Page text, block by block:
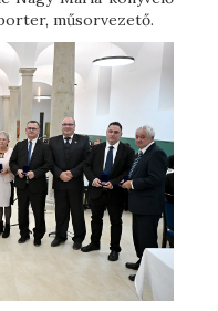
műsorvezető.